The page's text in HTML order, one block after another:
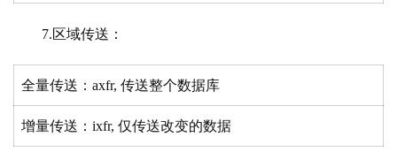
7.区域传送：
全量传送：axfr, 传送整个数据库
增量传送：ixfr, 仅传送改变的数据